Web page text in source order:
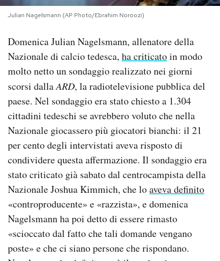
SHOP
CALENDARIO
AREA PERSONALE
Area Personale
Newsletter
Notifiche mobile
Regala il Post
Hai bisogno di aiuto?
Julian Nagelsmann (AP Photo/Ebrahim Noroozi)
Domenica Julian Nagelsmann, allenatore della
Nazionale di calcio tedesca, ha criticatoin modo
molto netto un sondaggio realizzato nei giorni
scorsi dallaARD, la radiotelevisione pubblica del
paese. Nel sondaggio era stato chiesto a 1.304
cittadini tedeschi se avrebbero voluto che nella
Nazionale giocassero più giocatori bianchi: il 21
per cento degli intervistati aveva risposto di
condividere questa affermazione. Il sondaggio era
stato criticato già sabato dal centrocampista della
Nazionale Joshua Kimmich, che loaveva definito
«controproducente» e «razzista», e domenica
Nagelsmann ha poi detto di essere rimasto
«scioccato dal fatto che tali domande vengano
poste» e che ci siano persone che rispondano.